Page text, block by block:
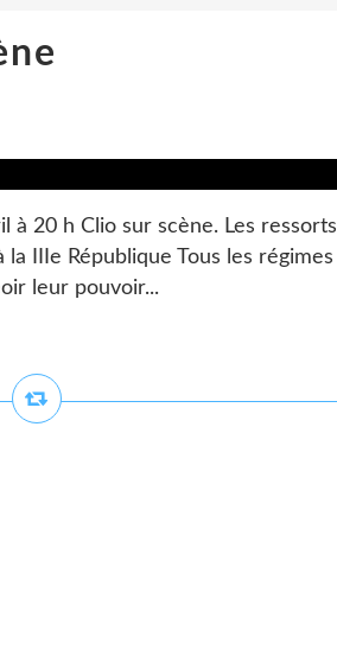
20 h Clio sur scène. Les ressorts
IIIe République Tous les régimes
leur pouvoir...